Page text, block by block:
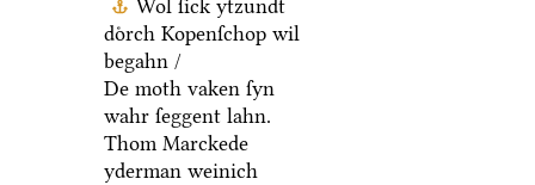
Wol ſick ytzundt
doͤrch Kopenſchop wil
begahn /
De moth vaken ſyn
wahr ſeggent lahn.
Thom Marckede
yderman weinich